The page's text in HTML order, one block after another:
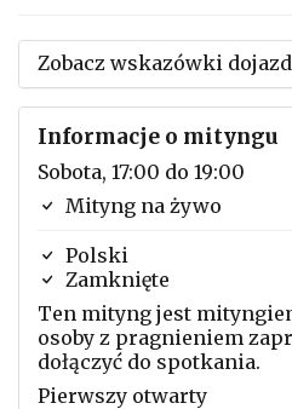
Zobacz wskazówki
Informacje o mityngu
Sobota, 17:00 do 19:00
Mityng na żywo
Polski
Zamknięte
Ten mityng jest
osoby z pragnieniem
dołączyć do spotkania.
Pierwszy otwarty